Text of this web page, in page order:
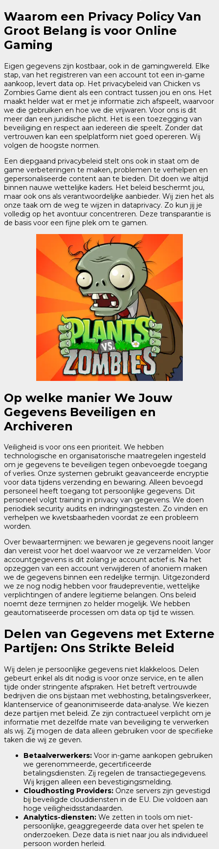
Waarom een Privacy Policy Van
Groot Belang is voor Online
Gaming
Eigen gegevens zijn kostbaar, ook in de gamingwereld. Elke
stap, van het registreren van een account tot een in-game
aankoop, levert data op. Het privacybeleid van Chicken vs
Zombies Game dient als een contract tussen jou en ons. Het
maakt helder wat er met je informatie zich afspeelt, waarvoor
we die gebruiken en hoe we die vrijwaren. Voor ons is dit
meer dan een juridische plicht. Het is een toezegging van
beveiliging en respect aan iedereen die speelt. Zonder dat
vertrouwen kan een spelplatform niet goed opereren. Wij
volgen de hoogste normen.
Een diepgaand privacybeleid stelt ons ook in staat om de
game verbeteringen te maken, problemen te verhelpen en
gepersonaliseerde content aan te bieden. Dit doen we altijd
binnen nauwe wettelijke kaders. Het beleid beschermt jou,
maar ook ons als verantwoordelijke aanbieder. Wij zien het als
onze taak om de weg te wijzen in dataprivacy. Zo kun jij je
volledig op het avontuur concentreren. Deze transparantie is
de basis voor een fijne plek om te gamen.
Op welke manier We Jouw
Gegevens Beveiligen en
Archiveren
Veiligheid is voor ons een prioriteit. We hebben
technologische en organisatorische maatregelen ingesteld
om je gegevens te beveiligen tegen onbevoegde toegang
of verlies. Onze systemen gebruikt geavanceerde encryptie
voor data tijdens verzending en bewaring. Alleen bevoegd
personeel heeft toegang tot persoonlijke gegevens. Dit
personeel volgt training in privacy van gegevens. We doen
periodiek security audits en indringingstesten. Zo vinden en
verhelpen we kwetsbaarheden voordat ze een probleem
worden.
Over bewaartermijnen: we bewaren je gegevens nooit langer
dan vereist voor het doel waarvoor we ze verzamelden. Voor
accountgegevens is dit zolang je account actief is. Na het
opzeggen van een account verwijderen of anoniem maken
we de gegevens binnen een redelijke termijn. Uitgezonderd
we ze nog nodig hebben voor fraudepreventie, wettelijke
verplichtingen of andere legitieme belangen. Ons beleid
noemt deze termijnen zo helder mogelijk. We hebben
geautomatiseerde processen om data op tijd te wissen.
Delen van Gegevens met Externe
Partijen: Ons Strikte Beleid
Wij delen je persoonlijke gegevens niet klakkeloos. Delen
gebeurt enkel als dit nodig is voor onze service, en te allen
tijde onder stringente afspraken. Het betreft vertrouwde
bedrijven die ons bijstaan met webhosting, betalingsverkeer,
klantenservice of geanonimiseerde data-analyse. We kiezen
deze partijen met beleid. Ze zijn contractueel verplicht om je
informatie met dezelfde mate van beveiliging te verwerken
als wij. Zij mogen de data alleen gebruiken voor de specifieke
taken die wij ze geven.
Betaalverwerkers: Voor in-game aankopen gebruiken
we gerenommeerde, gecertificeerde
betalingsdiensten. Zij regelen de transactiegegevens.
Wij krijgen alleen een bevestigingsmelding.
Cloudhosting Providers: Onze servers zijn gevestigd
bij beveiligde clouddiensten in de EU. Die voldoen aan
hoge veiligheidsstandaarden.
Analytics-diensten: We zetten in tools om niet-
persoonlijke, geaggregeerde data over het spelen te
onderzoeken. Deze data is niet naar jou als individueel
persoon worden herleid.